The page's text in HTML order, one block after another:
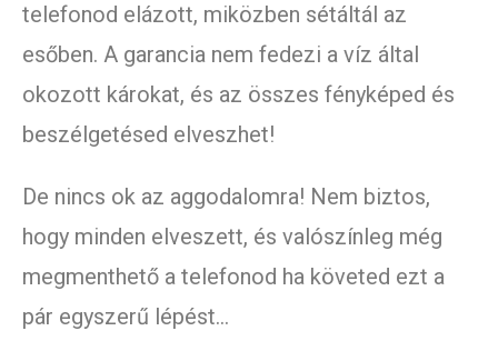
telefonod elázott, miközben sétáltál az
esőben. A garancia nem fedezi a víz által
okozott károkat, és az összes fényképed és
beszélgetésed elveszhet!
De nincs ok az aggodalomra! Nem biztos,
hogy minden elveszett, és valószínleg még
megmenthető a telefonod ha követed ezt a
pár egyszerű lépést…